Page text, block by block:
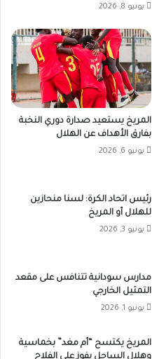
يونيو 8, 2026
المريخ يستعيد صدارة دوري النخبة
بفارق الأهداف عن الهلال
يونيو 6, 2026
رئيس اتحاد الكرة: لسنا منحازين
للهلال أو المريخ
يونيو 3, 2026
مدارس سودانية تتنافس على مقعد
التمثيل الخارجي
يونيو 1, 2026
المريخ يكتسح “أم مغد” بخماسية
وهلال الساحل يفوز على الفلاح